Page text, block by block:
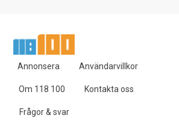
Annonsera Användarvillkor
Om 118 100 Kontakta oss
Frågor & svar